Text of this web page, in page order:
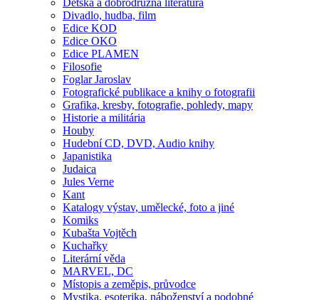
Divadlo, hudba, film
Edice KOD
Edice OKO
Edice PLAMEN
Filosofie
Foglar Jaroslav
Fotografické publikace a knihy o fotografii
Grafika, kresby, fotografie, pohledy, mapy
Historie a militária
Houby
Hudební CD, DVD, Audio knihy
Japanistika
Judaica
Jules Verne
Kant
Katalogy výstav, umělecké, foto a jiné
Komiks
Kubašta Vojtěch
Kuchařky
Literární věda
MARVEL, DC
Místopis a zeměpis, průvodce
Mystika, esoterika, náboženství a podobné